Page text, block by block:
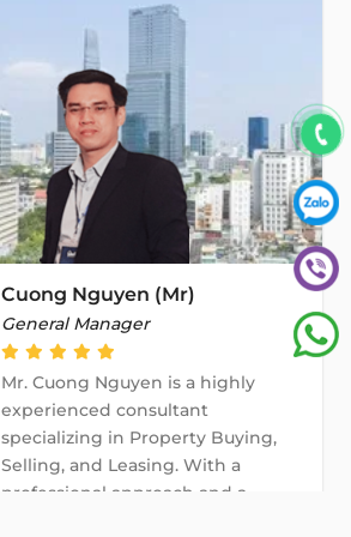
Cuong Nguyen (Mr)
General Manager
Mr. Cuong Nguyen is a highly
experienced consultant
specializing in Property Buying,
Selling, and Leasing. With a
professional approach and a